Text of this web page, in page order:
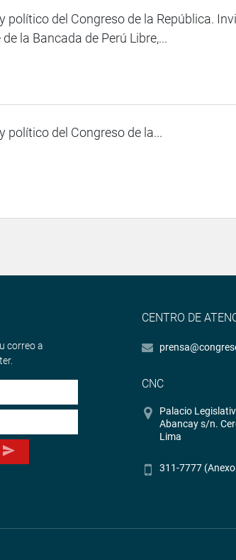
del Congreso de la República.
la Bancada de Perú Libre,...
del Congreso de la...
correo a
CENTRO DE
CNC
Palacio
Abancay s/n.
Lima
311-7777